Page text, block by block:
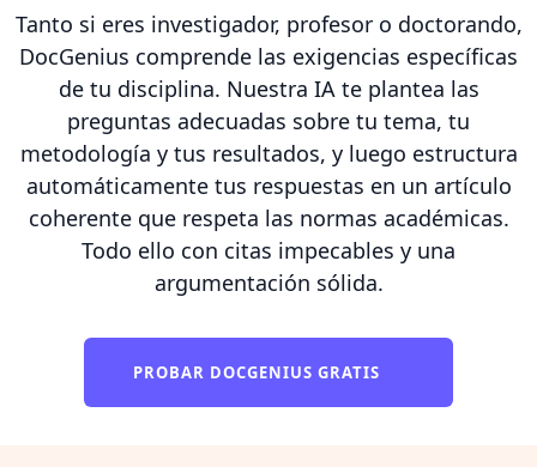
Tanto si eres investigador, profesor o doctorando,
DocGenius comprende las exigencias específicas
de tu disciplina. Nuestra IA te plantea las
preguntas adecuadas sobre tu tema, tu
metodología y tus resultados, y luego estructura
automáticamente tus respuestas en un artículo
coherente que respeta las normas académicas.
Todo ello con citas impecables y una
argumentación sólida.
PROBAR DOCGENIUS GRATIS